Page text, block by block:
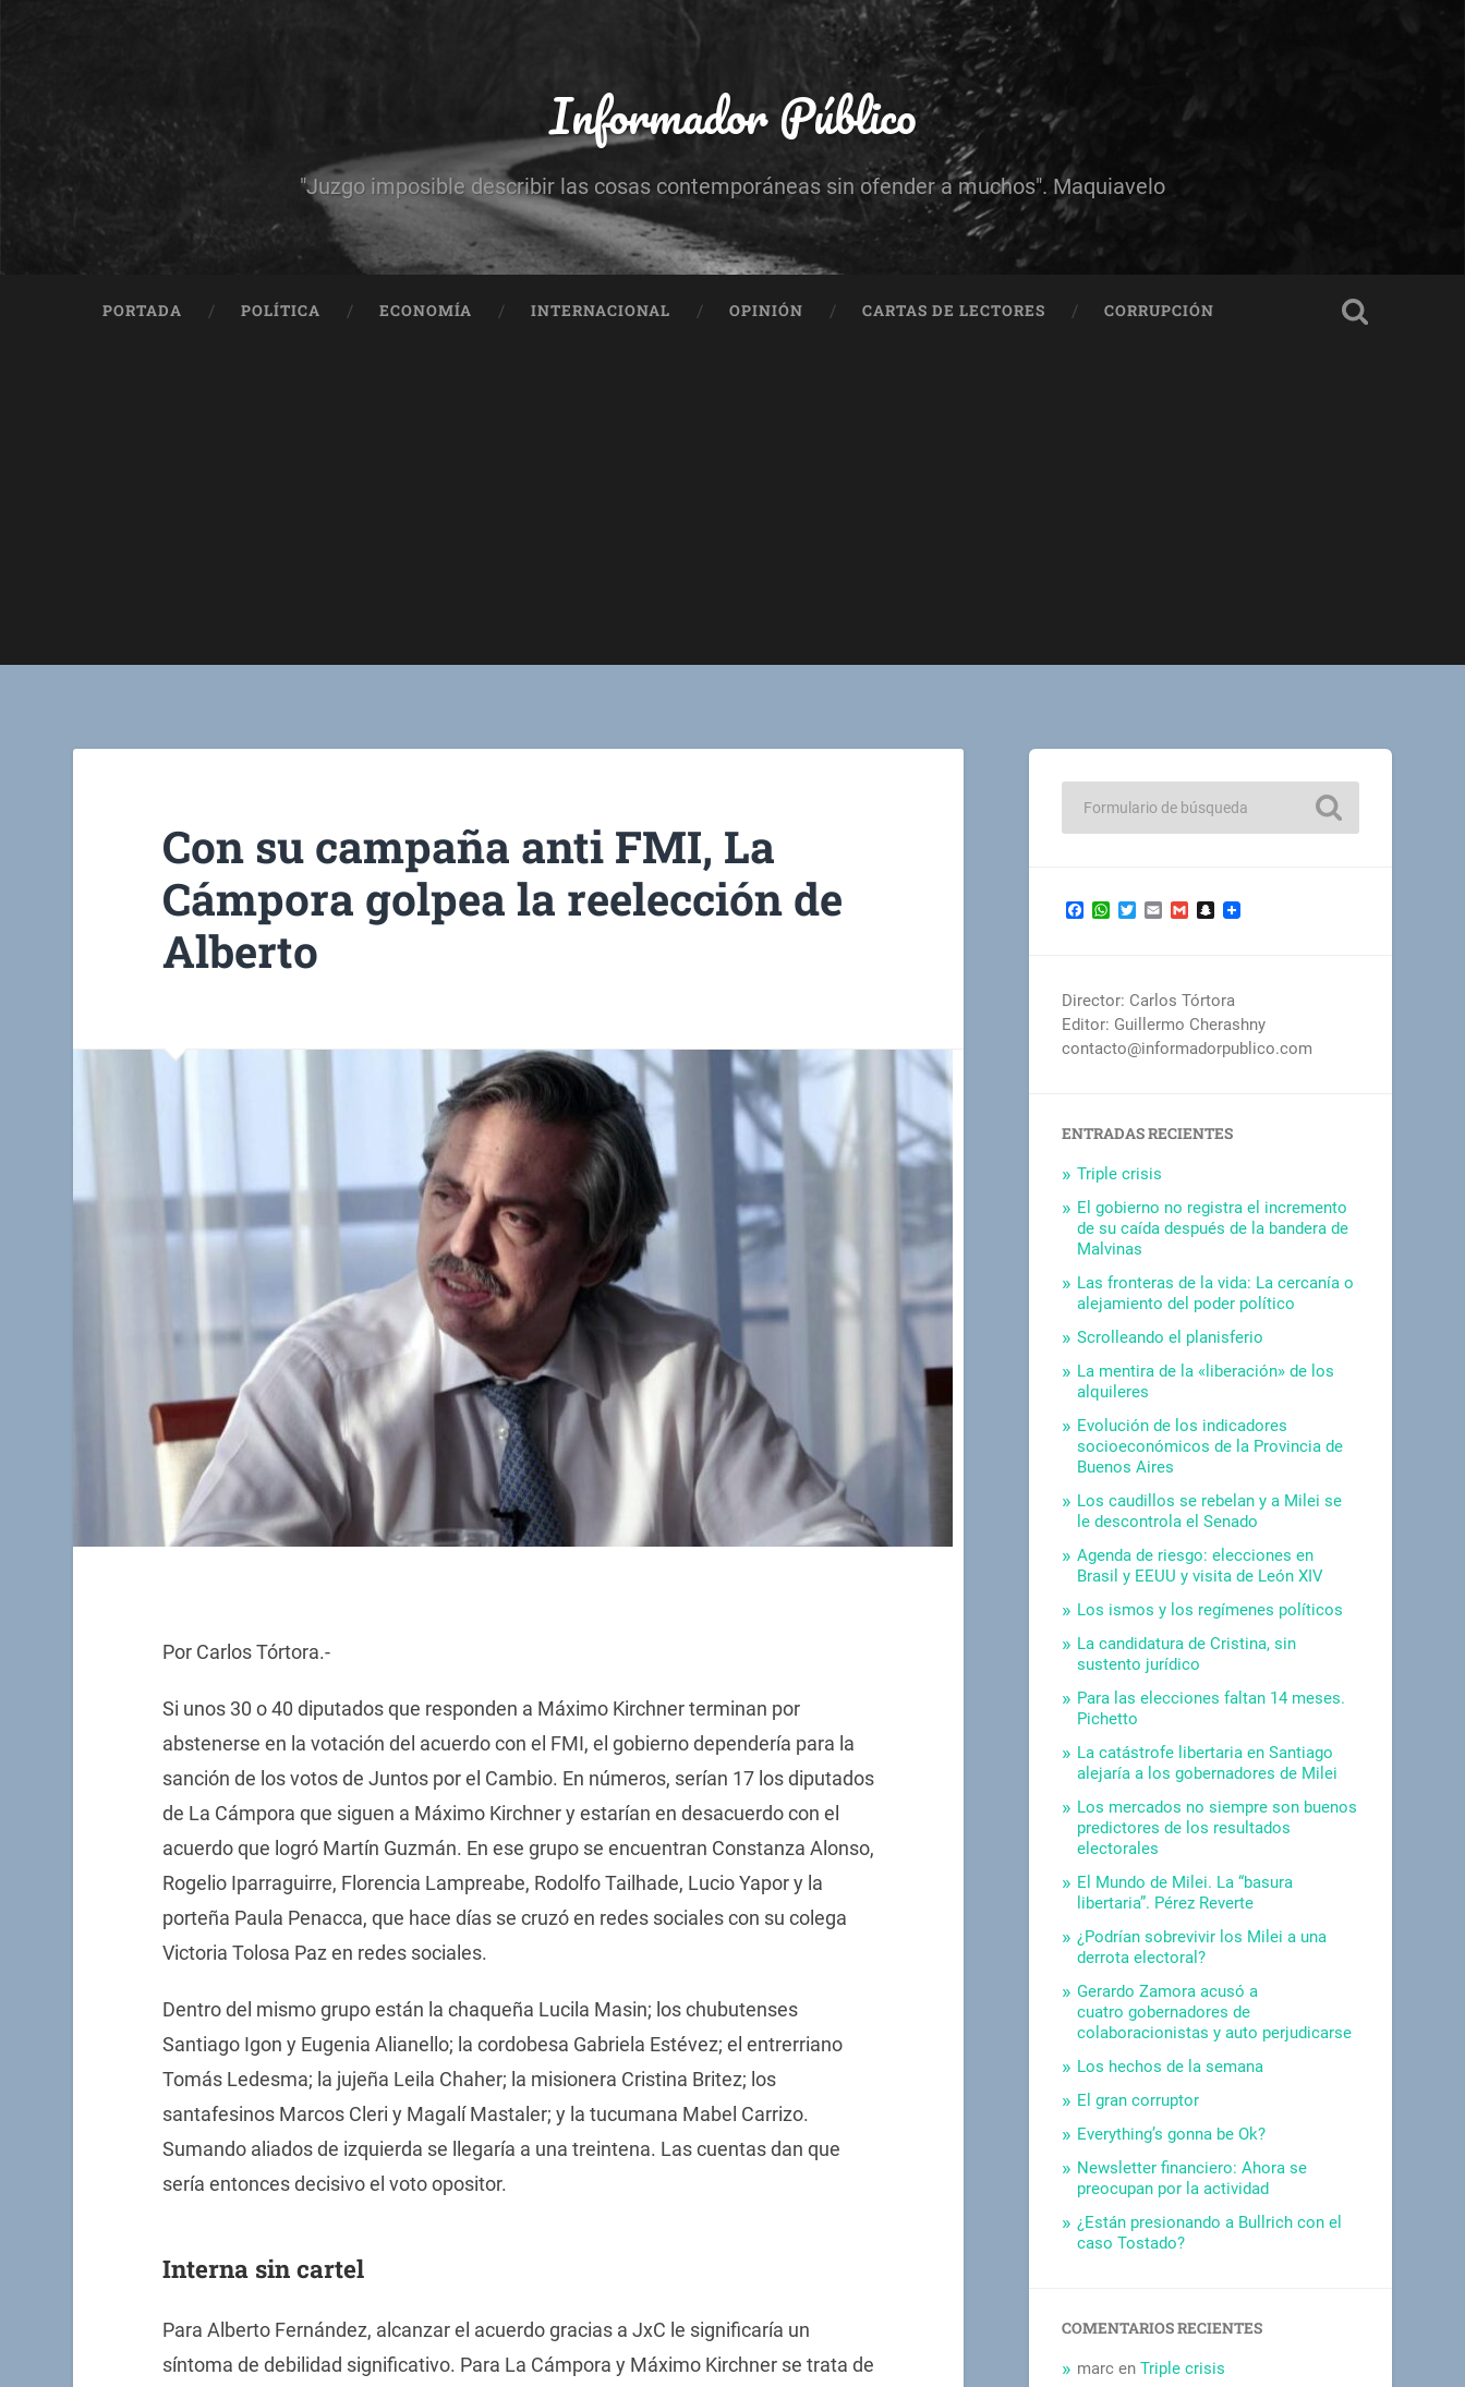
Informador Público
"Juzgo imposible describir las cosas contemporáneas sin ofender a muchos". Maquiavelo
PORTADA POLÍTICA ECONOMÍA INTERNACIONAL OPINIÓN CARTAS DE LECTORES CORRUPCIÓN
Con su campaña anti FMI, La
Cámpora golpea la reelección de
Alberto
Por Carlos Tórtora.-
Si unos 30 o 40 diputados que responden a Máximo Kirchner terminan por
abstenerse en la votación del acuerdo con el FMI, el gobierno dependería para la
sanción de los votos de Juntos por el Cambio. En números, serían 17 los diputados
de La Cámpora que siguen a Máximo Kirchner y estarían en desacuerdo con el
acuerdo que logró Martín Guzmán. En ese grupo se encuentran Constanza Alonso,
Rogelio Iparraguirre, Florencia Lampreabe, Rodolfo Tailhade, Lucio Yapor y la
porteña Paula Penacca, que hace días se cruzó en redes sociales con su colega
Victoria Tolosa Paz en redes sociales.
Dentro del mismo grupo están la chaqueña Lucila Masin; los chubutenses
Santiago Igon y Eugenia Alianello; la cordobesa Gabriela Estévez; el entrerriano
Tomás Ledesma; la jujeña Leila Chaher; la misionera Cristina Britez; los
santafesinos Marcos Cleri y Magalí Mastaler; y la tucumana Mabel Carrizo.
Sumando aliados de izquierda se llegaría a una treintena. Las cuentas dan que
sería entonces decisivo el voto opositor.
Interna sin cartel
Para Alberto Fernández, alcanzar el acuerdo gracias a JxC le significaría un
síntoma de debilidad significativo. Para La Cámpora y Máximo Kirchner se trata de
Facebook
WhatsApp
TwitterEmailGmailSnapchat
Director: Carlos Tórtora
Editor: Guillermo Cherashny
contacto@informadorpublico.com
ENTRADAS RECIENTES
Triple crisis
El gobierno no registra el incremento
de su caída después de la bandera de
Malvinas
Las fronteras de la vida: La cercanía o
alejamiento del poder político
Scrolleando el planisferio
La mentira de la «liberación» de los
alquileres
Evolución de los indicadores
socioeconómicos de la Provincia de
Buenos Aires
Los caudillos se rebelan y a Milei se
le descontrola el Senado
Agenda de riesgo: elecciones en
Brasil y EEUU y visita de León XIV
Los ismos y los regímenes políticos
La candidatura de Cristina, sin
sustento jurídico
Para las elecciones faltan 14 meses.
Pichetto
La catástrofe libertaria en Santiago
alejaría a los gobernadores de Milei
Los mercados no siempre son buenos
predictores de los resultados
electorales
El Mundo de Milei. La “basura
libertaria”. Pérez Reverte
¿Podrían sobrevivir los Milei a una
derrota electoral?
Gerardo Zamora acusó a
cuatro gobernadores de
colaboracionistas y auto perjudicarse
Los hechos de la semana
El gran corruptor
Everything’s gonna be Ok?
Newsletter financiero: Ahora se
preocupan por la actividad
¿Están presionando a Bullrich con el
caso Tostado?
COMENTARIOS RECIENTES
marc enTriple crisis